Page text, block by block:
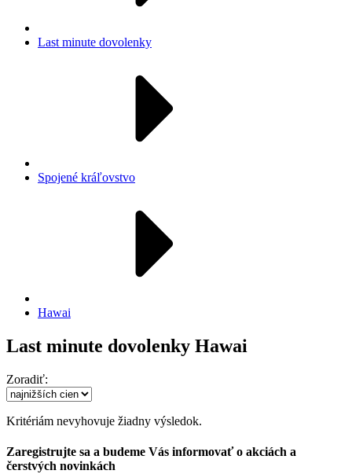
Last minute dovolenky
Spojené kráľovstvo
Hawai
Last minute dovolenky Hawai
Zoradiť:
Kritériám nevyhovuje žiadny výsledok.
Zaregistrujte sa a budeme Vás informovať o akciách a
čerstvých novinkách